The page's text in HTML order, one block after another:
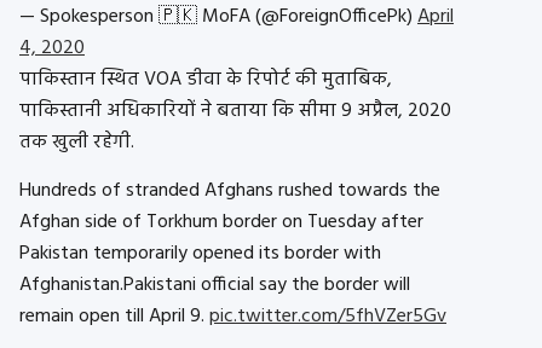
— Spokesperson 🇵🇰 MoFA (@ForeignOfficePk)April
4, 2020
पाकिस्तान स्थित VOA डीवा के रिपोर्ट की मुताबिक,
पाकिस्तानी अधिकारियों ने बताया कि सीमा 9 अप्रैल, 2020
तक खुली रहेगी.
Hundreds of stranded Afghans rushed towards the
Afghan side of Torkhum border on Tuesday after
Pakistan temporarily opened its border with
Afghanistan.Pakistani official say the border will
remain open till April 9.pic.twitter.com/5fhVZer5Gv